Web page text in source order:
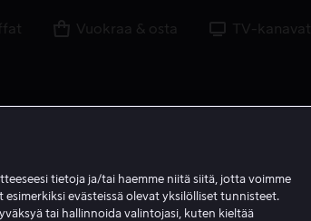
Vuokraa & osta TV-kanavat
tietoja ja/tai haemme niitä siitä, jotta voimme
evästeissä olevat yksilölliset tunnisteet.
tai hallinnoida valintojasi, kuten kieltää